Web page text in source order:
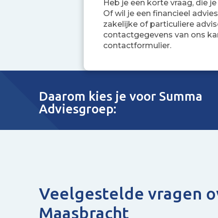
Heb je een korte vraag, die
Of wil je een financieel
zakelijke of particuliere
contactgegevens van ons
contactformulier.
Daarom kies je voor Summa
Adviesgroep:
Veelgestelde vragen
Maasbracht